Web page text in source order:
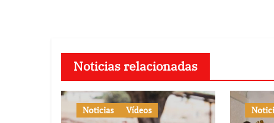
Noticias relacionadas
Noticias Vídeos